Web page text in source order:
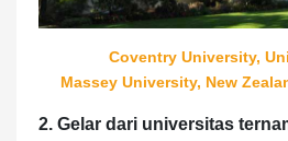
Coventry
Massey University, New
2. Gelar dari universitas